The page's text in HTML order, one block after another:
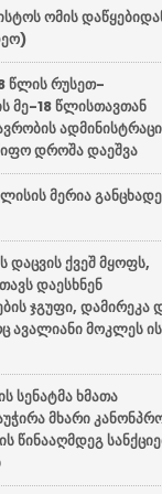
ომის
წლის რუსეთ-
მე-18 წლისთავთან
დროშა დაეშვა
მერია
დაცვის ქვეშ მყოფს,
დაესხნენ
ჯგუფი, დამირეკა
ავალიანი მოკლეს
სენატმა ხმათა
მხარი
წინააღმდეგ